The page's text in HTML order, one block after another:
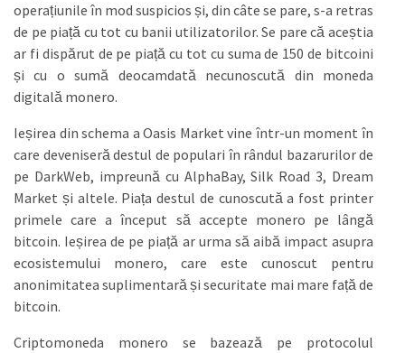
operațiunile în mod suspicios și, din câte se pare, s-a retras
de pe piață cu tot cu banii utilizatorilor. Se pare că aceștia
ar fi dispărut de pe piață cu tot cu suma de 150 de bitcoini
și cu o sumă deocamdată necunoscută din moneda
digitală monero.
Ieșirea din schema a Oasis Market vine într-un moment în
care deveniseră destul de populari în rândul bazarurilor de
pe DarkWeb, impreună cu AlphaBay, Silk Road 3, Dream
Market și altele. Piața destul de cunoscută a fost printer
primele care a început să accepte monero pe lângă
bitcoin. Ieșirea de pe piață ar urma să aibă impact asupra
ecosistemului monero, care este cunoscut pentru
anonimitatea suplimentară și securitate mai mare față de
bitcoin.
Criptomoneda monero se bazează pe protocolul